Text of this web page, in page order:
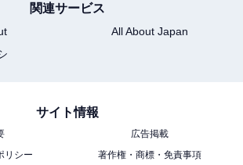
）：19,910円
より価格は変動します
チェックアウト
10:00
関連サービス
All About Japan
サイト情報
広告掲載
リシー
著作権・商標・免責事項